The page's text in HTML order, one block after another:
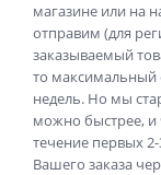
магазине или на
отправим (для
заказываемый
то максимальный
недель. Но мы
можно быстрее, и
течение первых 2-
Вашего заказа